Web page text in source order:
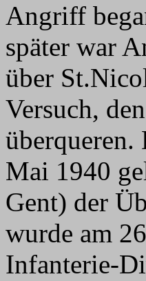
Angriff
später war
über
Versuch,
überqueren.
Mai 1940
Gent) der
wurde am
Infanterie-